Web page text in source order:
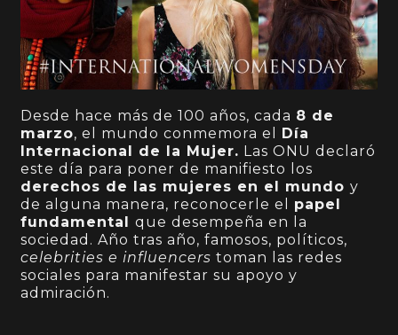
Desde hace más de 100 años, cada 8 de
marzo, el mundo conmemora el Día
Internacional de la Mujer. Las ONU declaró
este día para poner de manifiesto los
derechos de las mujeres en el mundoy
de alguna manera, reconocerle el papel
fundamentalque desempeña en la
sociedad. Año tras año, famosos, políticos,
celebrities e influencers toman las redes
sociales para manifestar su apoyo y
admiración.